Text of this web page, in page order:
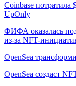
Coinbase потратила
UpOnly
ФИФА оказалась
из-за NFT-
OpenSea
OpenSea создаст